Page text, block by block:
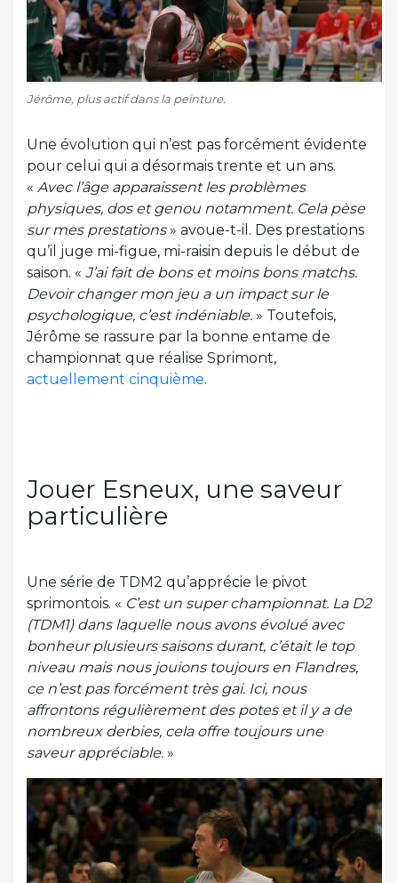
Jérôme, plus actif dans la peinture.
Une évolution qui n’est pas forcément évidente
pour celui qui a désormais trente et un ans.
« Avec l’âge apparaissent les problèmes
physiques, dos et genou notamment. Cela pèse
sur mes prestations» avoue-t-il. Des prestations
qu’il juge mi-figue, mi-raisin depuis le début de
saison. « J’ai fait de bons et moins bons matchs.
Devoir changer mon jeu a un impact sur le
psychologique, c’est indéniable. » Toutefois,
Jérôme se rassure par la bonne entame de
championnat que réalise Sprimont,
actuellement cinquième.
Jouer Esneux, une saveur
particulière
Une série de TDM2 qu’apprécie le pivot
sprimontois. « C’est un super championnat. La D2
(TDM1) dans laquelle nous avons évolué avec
bonheur plusieurs saisons durant, c’était le top
niveau mais nous jouions toujours en Flandres,
ce n’est pas forcément très gai. Ici, nous
affrontons régulièrement des potes et il y a de
nombreux derbies, cela offre toujours une
saveur appréciable. »